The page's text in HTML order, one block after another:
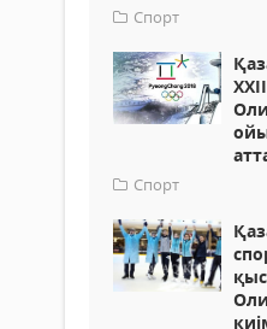
Спорт
Спорт